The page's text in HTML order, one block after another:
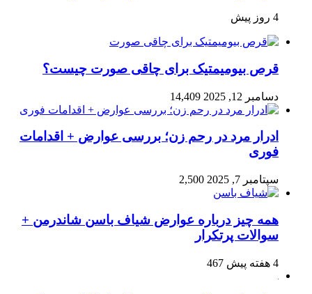
4 روز پیش
قرص بیومیمتیک برای چاقی صورت چیست؟
دسامبر 12, 2025 14,409
ادرار مرد در رحم زن؛ بررسی عوارض + اقدامات
فوری
سپتامبر 7, 2025 2,500
همه چیز درباره عوارض شیاف باسن شاندرمن +
سوالات پرتکرار
4 هفته پیش 467